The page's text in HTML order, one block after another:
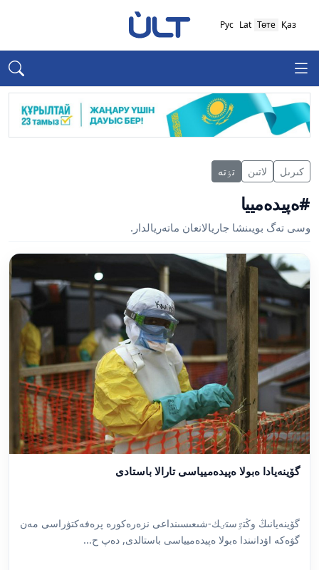
Қаз
Төте
Lat
Рус
كىرىل لاتىن تٶتە
#ەپيدەمييا
وسى تەگ بويىنشا جاريالانعان ماتەريالدار.
گۆينەيادا ەبولا ەپيدەميياسى تارالا باستادى
گۆينەيانىڭ وڭتٷستٸك-شىعىسىنداعى نزەرەكورە پرەفەكتۋراسى مەن
گۋەكە اۋدانىندا ەبولا ەپيدەميياسى باستالدى, دەپ ح...